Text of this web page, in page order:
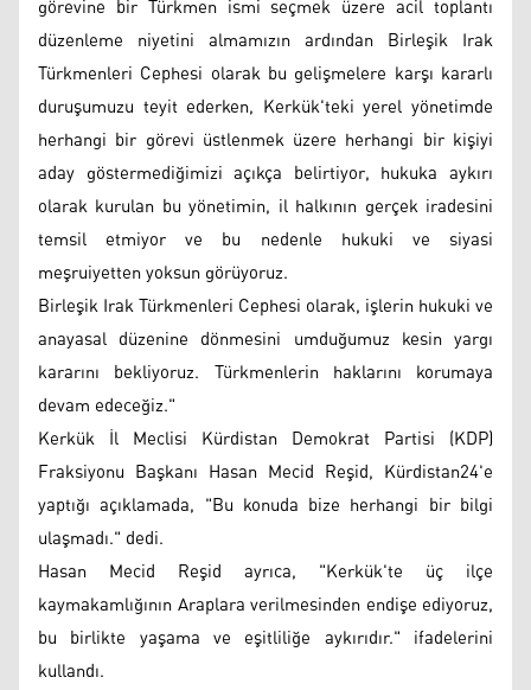
görevine bir Türkmen ismi seçmek üzere acil toplantı
düzenleme niyetini almamızın ardından Birleşik Irak
Türkmenleri Cephesi olarak bu gelişmelere karşı kararlı
duruşumuzu teyit ederken, Kerkük'teki yerel yönetimde
herhangi bir görevi üstlenmek üzere herhangi bir kişiyi
aday göstermediğimizi açıkça belirtiyor, hukuka aykırı
olarak kurulan bu yönetimin, il halkının gerçek iradesini
temsil etmiyor ve bu nedenle hukuki ve siyasi
meşruiyetten yoksun görüyoruz.
Birleşik Irak Türkmenleri Cephesi olarak, işlerin hukuki ve
anayasal düzenine dönmesini umduğumuz kesin yargı
kararını bekliyoruz. Türkmenlerin haklarını korumaya
devam edeceğiz."
Kerkük İl Meclisi Kürdistan Demokrat Partisi (KDP)
Fraksiyonu Başkanı Hasan Mecid Reşid, Kürdistan24'e
yaptığı açıklamada, "Bu konuda bize herhangi bir bilgi
ulaşmadı." dedi.
Hasan Mecid Reşid ayrıca, "Kerkük'te üç ilçe
kaymakamlığının Araplara verilmesinden endişe ediyoruz,
bu birlikte yaşama ve eşitliliğe aykırıdır." ifadelerini
kullandı.